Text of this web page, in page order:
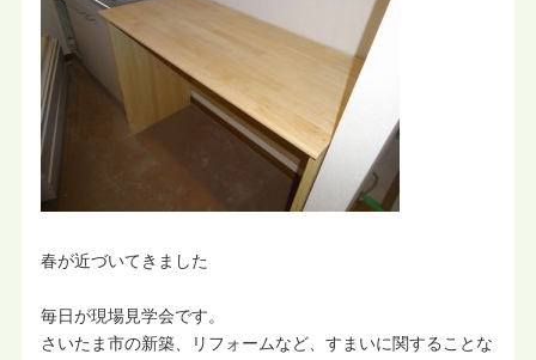
春が近づいてきました
毎日が現場見学会です。
さいたま市の新築、リフォームなど、すまいに関することな